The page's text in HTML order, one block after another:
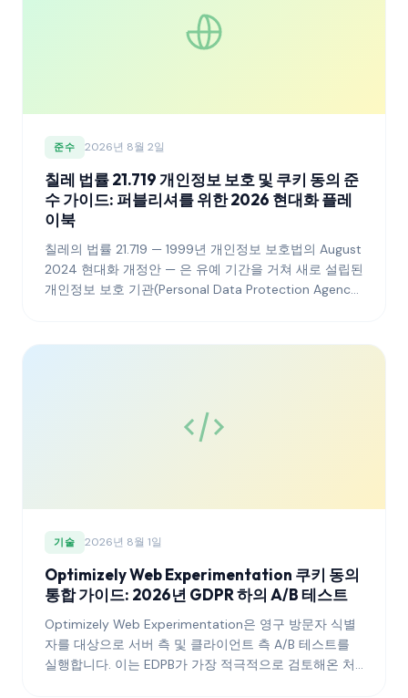
준수 2026년 8월 2일
칠레 법률 21.719 개인정보 보호 및 쿠키 동의 준
수 가이드: 퍼블리셔를 위한 2026 현대화 플레
이북
칠레의 법률 21.719 — 1999년 개인정보 보호법의 August
2024 현대화 개정안 — 은 유예 기간을 거쳐 새로 설립된
개인정보 보호 기관(Personal Data Protection Agency)
2026년까지 쿠키 동의, 배너 아키텍처, 감사 로그, 국경
기술 2026년 8월 1일
Optimizely Web Experimentation 쿠키 동의
통합 가이드: 2026년 GDPR 하의 A/B 테스트
Optimizely Web Experimentation은 영구 방문자 식별
자를 대상으로 서버 측 및 클라이언트 측 A/B 테스트를
실행합니다. 이는 EDPB가 가장 적극적으로 검토해온 처